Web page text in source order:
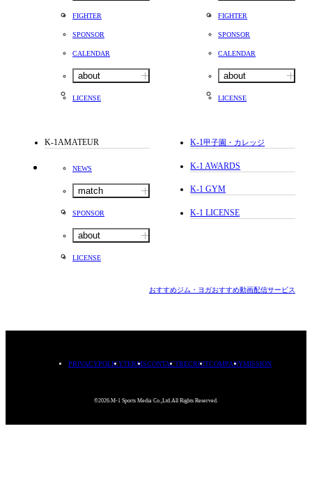
FIGHTER
SPONSOR
CALENDAR
about
LICENSE
FIGHTER
SPONSOR
CALENDAR
about
LICENSE
K-1AMATEUR
NEWS
match
SPONSOR
about
LICENSE
K-1甲子園・カレッジ
K-1 AWARDS
K-1 GYM
K-1 LICENSE
おすすめジム・ヨガおすすめ動画配信サービス
PRIVACYPOLICYTERMSCONTACTRECRUITCOMPANYMISSION
©2026.M-1 Sports Media Co.,Ltd.All Rights Reserved.